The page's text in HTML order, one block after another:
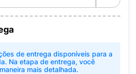
de entrega disponíveis para a
Na etapa de entrega, você
mais detalhada.